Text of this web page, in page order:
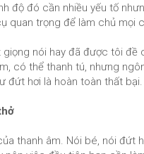
độ đó cần nhiều yếu tố
quan trọng để làm chủ mọi
nói hay đã được tôi đề
có thể thanh tú, nhưng
đứt hơi là hoàn toàn thất
thanh âm. Nói bé, nói đứt